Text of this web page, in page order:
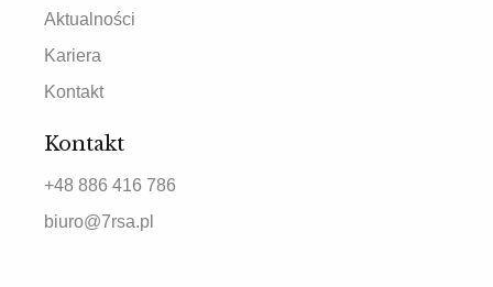
Aktualności
Kariera
Kontakt
Kontakt
+48 886 416 786
biuro@7rsa.pl